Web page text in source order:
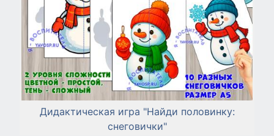
Дидактическая игра "Найди половинку:
снеговички"